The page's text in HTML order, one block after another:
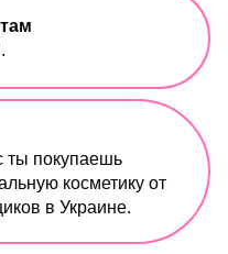
ты покупаешь
косметику от
в Украине.